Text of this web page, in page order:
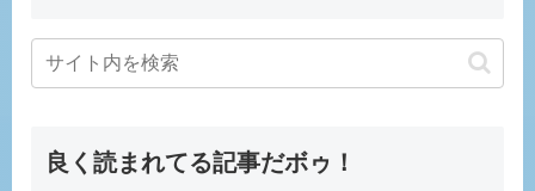
良く読まれてる記事だボゥ！